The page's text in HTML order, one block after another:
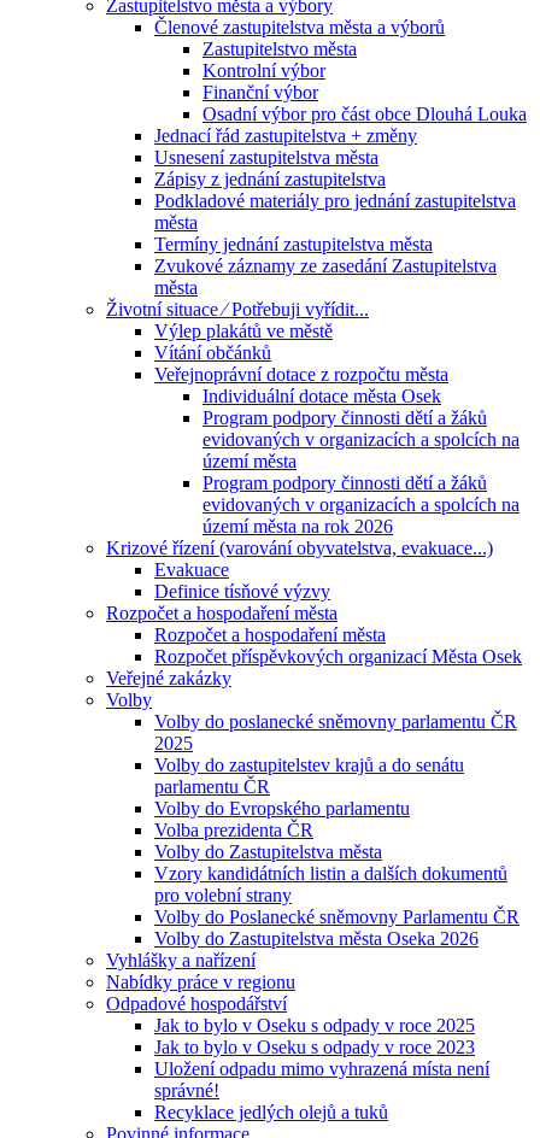
Zastupitelstvo města a výbory
Členové zastupitelstva města a výborů
Zastupitelstvo města
Kontrolní výbor
Finanční výbor
Osadní výbor pro část obce Dlouhá Louka
Jednací řád zastupitelstva + změny
Usnesení zastupitelstva města
Zápisy z jednání zastupitelstva
Podkladové materiály pro jednání zastupitelstva
města
Termíny jednání zastupitelstva města
Zvukové záznamy ze zasedání Zastupitelstva
města
Životní situace ⁄ Potřebuji vyřídit...
Výlep plakátů ve městě
Vítání občánků
Veřejnoprávní dotace z rozpočtu města
Individuální dotace města Osek
Program podpory činnosti dětí a žáků
evidovaných v organizacích a spolcích na
území města
Program podpory činnosti dětí a žáků
evidovaných v organizacích a spolcích na
území města na rok 2026
Krizové řízení (varování obyvatelstva, evakuace...)
Evakuace
Definice tísňové výzvy
Rozpočet a hospodaření města
Rozpočet a hospodaření města
Rozpočet příspěvkových organizací Města Osek
Veřejné zakázky
Volby
Volby do poslanecké sněmovny parlamentu ČR
2025
Volby do zastupitelstev krajů a do senátu
parlamentu ČR
Volby do Evropského parlamentu
Volba prezidenta ČR
Volby do Zastupitelstva města
Vzory kandidátních listin a dalších dokumentů
pro volební strany
Volby do Poslanecké sněmovny Parlamentu ČR
Volby do Zastupitelstva města Oseka 2026
Vyhlášky a nařízení
Nabídky práce v regionu
Odpadové hospodářství
Jak to bylo v Oseku s odpady v roce 2025
Jak to bylo v Oseku s odpady v roce 2023
Uložení odpadu mimo vyhrazená místa není
správné!
Recyklace jedlých olejů a tuků
Povinné informace